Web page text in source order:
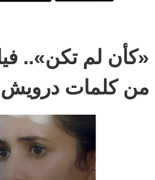
«كأن لم تكن»..
من كلمات درويش